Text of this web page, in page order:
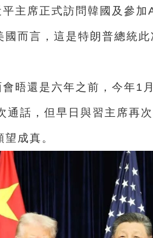
主席正式訪問韓國及參
而言，這是特朗普總統
晤還是六年之前，今年1
通話，但早日與習主席再
成真。